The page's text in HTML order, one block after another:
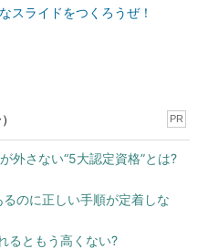
スライドをつくろうぜ！
PR
外さない“5大認定資格”とは?
のに正しい手順が定着しな
るともう高くない?